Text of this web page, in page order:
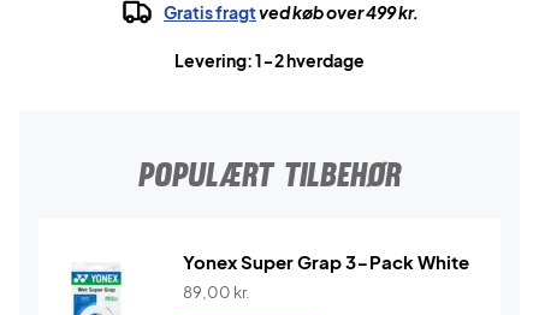
Gratis fragtved køb over 499 kr.
Levering: 1-2 hverdage
POPULÆRT TILBEHØR
Yonex Super Grap 3-Pack White
89,00 kr.